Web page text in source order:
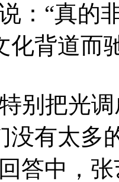
：“真的
化背道而
别把光调
没有太多
答中，